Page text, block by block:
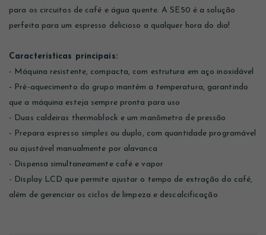
para os circuitos de café e água quente. A SE50 é a solução
perfeita para um espresso delicioso a qualquer hora do dia!
Características principais:
- Máquina resistente, compacta, com estrutura em aço inoxidável
- Pré-aquecimento do grupo mantém a temperatura, garantindo
que a máquina esteja sempre pronta para uso
- Duas caldeiras thermoblock e um manômetro de pressão
- Prepara espresso simples ou duplo, com quantidade programável
ou ajustável manualmente por alavanca
- Dispensa simultaneamente café e vapor
- Display LCD que permite ajustar o tempo de extração do café,
além de gerenciar os ciclos de limpeza e descalcificação